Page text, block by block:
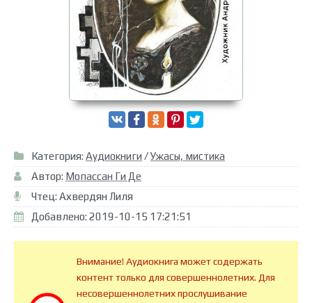
Категория: Аудиокниги /Ужасы, мистика
Автор: Мопассан Ги Де
Чтец: Ахвердян Лиля
Добавлено: 2019-10-15 17:21:51
Внимание! Аудиокнига может содержать
контент только для совершеннолетних. Для
несовершеннолетних прослушивание